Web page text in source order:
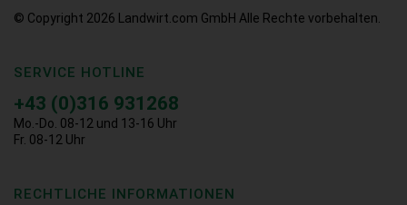
© Copyright 2026
Landwirt.com GmbH Alle Rechte vorbehalten.
SERVICE HOTLINE
+43 (0)316 931268
Mo.-Do. 08-12 und 13-16 Uhr
Fr. 08-12 Uhr
RECHTLICHE INFORMATIONEN